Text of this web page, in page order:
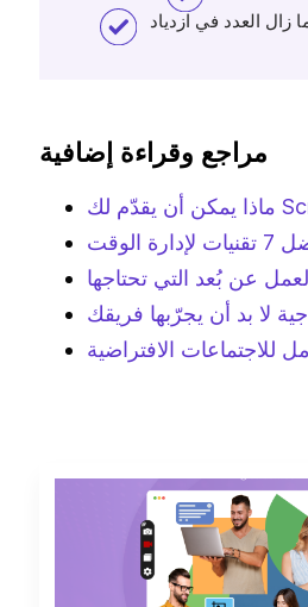
مراجع وقراءة إضافية
الوقت
عن بُعد التي تحتاجها
لا بد أن يجرّبها فريقك
للاجتماعات الافتراضية